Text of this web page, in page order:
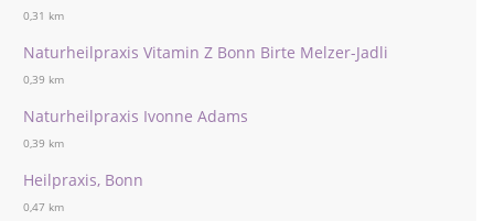
0,31 km
Naturheilpraxis Vitamin Z Bonn Birte Melzer-Jadli
0,39 km
Naturheilpraxis Ivonne Adams
0,39 km
Heilpraxis, Bonn
0,47 km